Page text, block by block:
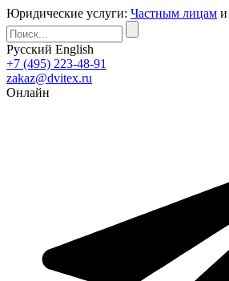
Юридические услуги: Частным лицам и
Русский English
+7 (495) 223-48-91
zakaz@dvitex.ru
Онлайн